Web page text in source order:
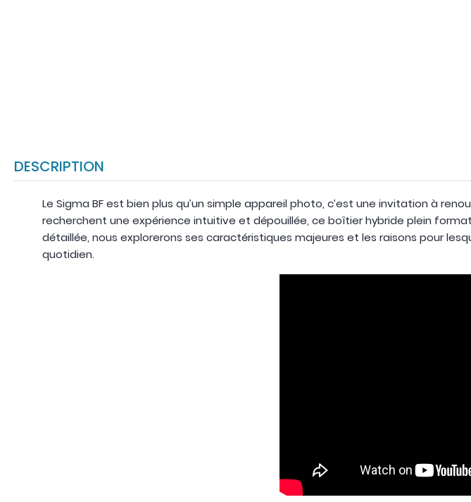
DESCRIPTION
Le Sigma BF est bien plus qu’un simple appareil photo, c’est une invitation à
recherchent une expérience intuitive et dépouillée, ce boîtier hybride plein
détaillée, nous explorerons ses caractéristiques majeures et les raisons pour
quotidien.